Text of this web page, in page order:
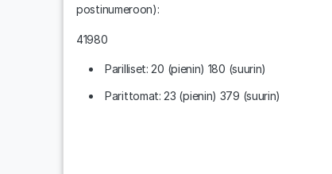
postinumeroon):
41980
Parilliset: 20 (pienin) 180 (suurin)
Parittomat: 23 (pienin) 379 (suurin)